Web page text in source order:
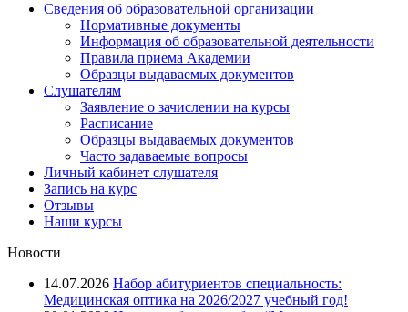
Сведения об образовательной организации
Нормативные документы
Информация об образовательной деятельности
Правила приема Академии
Образцы выдаваемых документов
Слушателям
Заявление о зачислении на курсы
Расписание
Образцы выдаваемых документов
Часто задаваемые вопросы
Личный кабинет слушателя
Запись на курс
Отзывы
Наши курсы
Новости
14.07.2026 Набор абитуриентов специальность:
Медицинская оптика на 2026/2027 учебный год!